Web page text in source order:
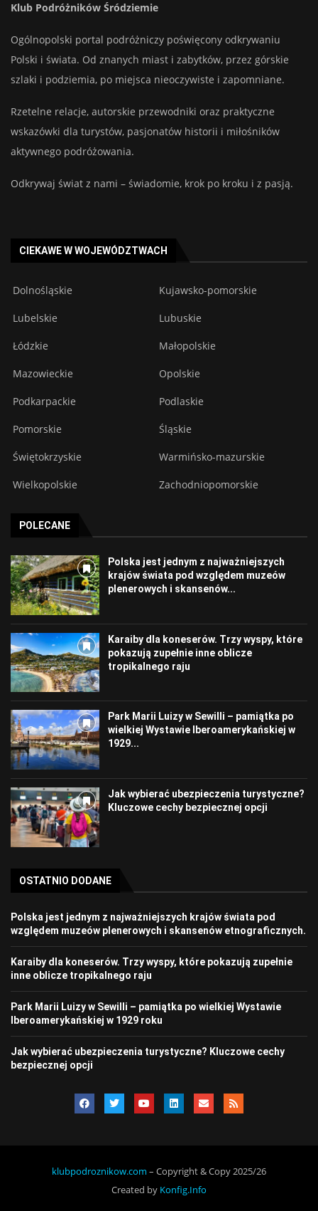
Klub Podróżników Śródziemie
Ogólnopolski portal podróżniczy poświęcony odkrywaniu
Polski i świata. Od znanych miast i zabytków, przez górskie
szlaki i podziemia, po miejsca nieoczywiste i zapomniane.
Rzetelne relacje, autorskie przewodniki oraz praktyczne
wskazówki dla turystów, pasjonatów historii i miłośników
aktywnego podróżowania.
Odkrywaj świat z nami – świadomie, krok po kroku i z pasją.
CIEKAWE W WOJEWÓDZTWACH
Dolnośląskie Kujawsko-pomorskie
Lubelskie Lubuskie
Łódzkie Małopolskie
Mazowieckie Opolskie
Podkarpackie Podlaskie
Pomorskie Śląskie
Świętokrzyskie Warmińsko-mazurskie
Wielkopolskie Zachodniopomorskie
POLECANE
Polska jest jednym z najważniejszych
krajów świata pod względem muzeów
plenerowych i skansenów...
Karaiby dla koneserów. Trzy wyspy, które
pokazują zupełnie inne oblicze
tropikalnego raju
Park Marii Luizy w Sewilli – pamiątka po
wielkiej Wystawie Iberoamerykańskiej w
1929...
Jak wybierać ubezpieczenia turystyczne?
Kluczowe cechy bezpiecznej opcji
OSTATNIO DODANE
Polska jest jednym z najważniejszych krajów świata pod
względem muzeów plenerowych i skansenów etnograficznych.
Karaiby dla koneserów. Trzy wyspy, które pokazują zupełnie
inne oblicze tropikalnego raju
Park Marii Luizy w Sewilli – pamiątka po wielkiej Wystawie
Iberoamerykańskiej w 1929 roku
Jak wybierać ubezpieczenia turystyczne? Kluczowe cechy
bezpiecznej opcji
klubpodroznikow.com – Copyright & Copy 2025/26
Created by Konfig.Info